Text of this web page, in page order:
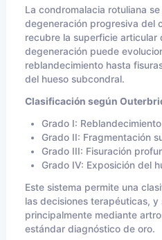
La condromalacia rotuliana
degeneración progresiva del
recubre la superficie articular
degeneración puede
reblandecimiento hasta
del hueso subcondral.
Clasificación según
Grado I:
Grado II: Fragmentación
Grado III: Fisuración
Grado IV: Exposición del
Este sistema permite una
las decisiones terapéuticas, y
principalmente mediante
estándar diagnóstico de oro.